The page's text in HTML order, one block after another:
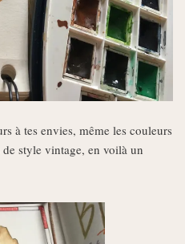
à tes envies, même les couleurs
style vintage, en voilà un